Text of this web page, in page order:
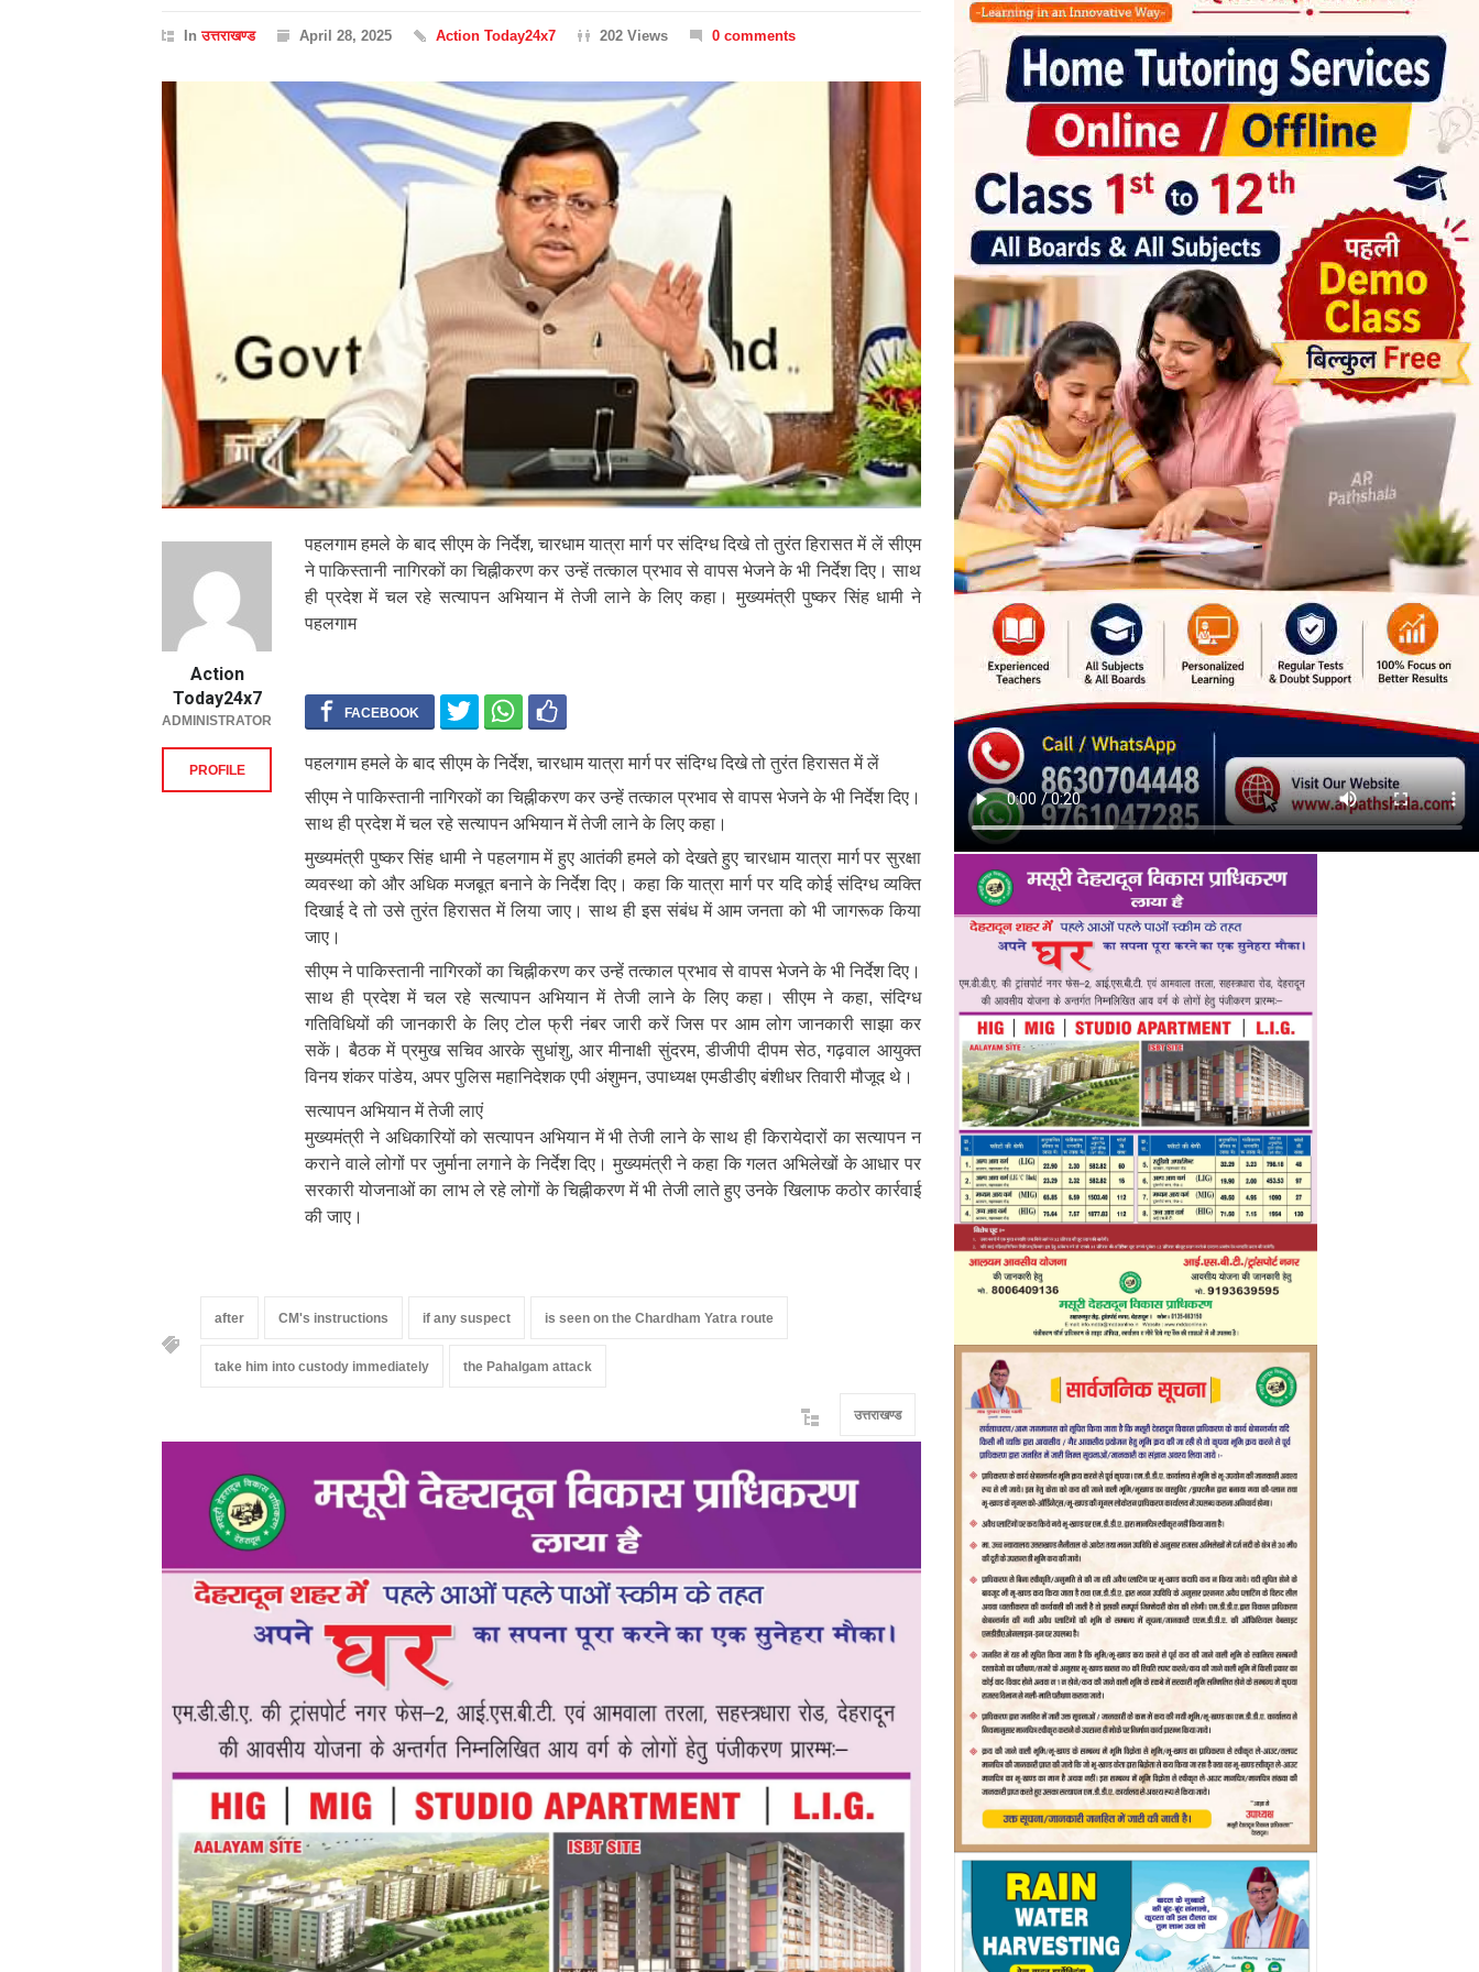
Inउत्तराखण्ड April 28, 2025 Action Today24x7 202 Views 0 comments
पहलगाम हमले के बाद सीएम के निर्देश, चारधाम यात्रा मार्ग पर संदिग्ध दिखे तो तुरंत हिरासत में लें सीएम
ने पाकिस्तानी नागिरकों का चिह्नीकरण कर उन्हें तत्काल प्रभाव से वापस भेजने के भी निर्देश दिए। साथ
ही प्रदेश में चल रहे सत्यापन अभियान में तेजी लाने के लिए कहा। मुख्यमंत्री पुष्कर सिंह धामी ने
पहलगाम
पहलगाम हमले के बाद सीएम के निर्देश, चारधाम यात्रा मार्ग पर संदिग्ध दिखे तो तुरंत हिरासत में लें
सीएम ने पाकिस्तानी नागिरकों का चिह्नीकरण कर उन्हें तत्काल प्रभाव से वापस भेजने के भी निर्देश दिए।
साथ ही प्रदेश में चल रहे सत्यापन अभियान में तेजी लाने के लिए कहा।
मुख्यमंत्री पुष्कर सिंह धामी ने पहलगाम में हुए आतंकी हमले को देखते हुए चारधाम यात्रा मार्ग पर सुरक्षा
व्यवस्था को और अधिक मजबूत बनाने के निर्देश दिए। कहा कि यात्रा मार्ग पर यदि कोई संदिग्ध व्यक्ति
दिखाई दे तो उसे तुरंत हिरासत में लिया जाए। साथ ही इस संबंध में आम जनता को भी जागरूक किया
जाए।
सीएम ने पाकिस्तानी नागिरकों का चिह्नीकरण कर उन्हें तत्काल प्रभाव से वापस भेजने के भी निर्देश दिए।
साथ ही प्रदेश में चल रहे सत्यापन अभियान में तेजी लाने के लिए कहा। सीएम ने कहा, संदिग्ध
गतिविधियों की जानकारी के लिए टोल फ्री नंबर जारी करें जिस पर आम लोग जानकारी साझा कर
सकें। बैठक में प्रमुख सचिव आरके सुधांशु, आर मीनाक्षी सुंदरम, डीजीपी दीपम सेठ, गढ़वाल आयुक्त
विनय शंकर पांडेय, अपर पुलिस महानिदेशक एपी अंशुमन, उपाध्यक्ष एमडीडीए बंशीधर तिवारी मौजूद थे।
सत्यापन अभियान में तेजी लाएं
मुख्यमंत्री ने अधिकारियों को सत्यापन अभियान में भी तेजी लाने के साथ ही किरायेदारों का सत्यापन न
कराने वाले लोगों पर जुर्माना लगाने के निर्देश दिए। मुख्यमंत्री ने कहा कि गलत अभिलेखों के आधार पर
सरकारी योजनाओं का लाभ ले रहे लोगों के चिह्नीकरण में भी तेजी लाते हुए उनके खिलाफ कठोर कार्रवाई
की जाए।
Action
Today24x7
ADMINISTRATOR
PROFILE
after CM's instructions if any suspect is seen on the Chardham Yatra route
take him into custody immediately the Pahalgam attack
उत्तराखण्ड